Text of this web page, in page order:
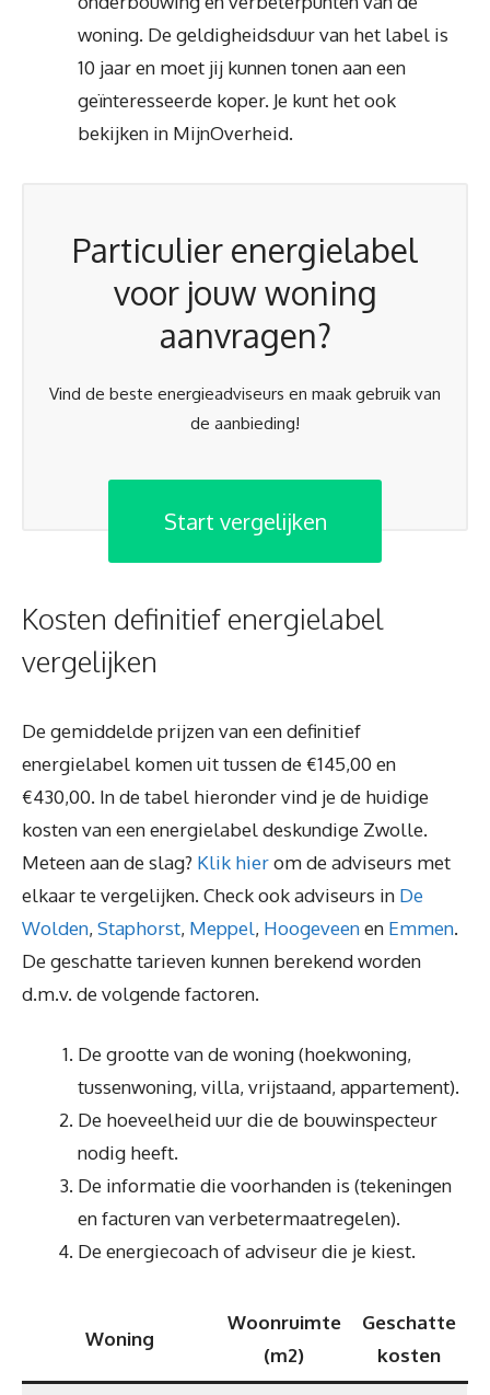
woning. De geldigheidsduur van het label is
10 jaar en moet jij kunnen tonen aan een
geïnteresseerde koper. Je kunt het ook
bekijken in MijnOverheid.
Particulier energielabel
voor jouw woning
aanvragen?
Vind de beste energieadviseurs en maak gebruik van
de aanbieding!
Start vergelijken
Kosten definitief energielabel
vergelijken
De gemiddelde prijzen van een definitief
energielabel komen uit tussen de €145,00 en
€430,00. In de tabel hieronder vind je de huidige
kosten van een energielabel deskundige Zwolle.
Meteen aan de slag? Klik hierom de adviseurs met
elkaar te vergelijken. Check ook adviseurs in De
Wolden, Staphorst, Meppel, Hoogeveenen Emmen.
De geschatte tarieven kunnen berekend worden
d.m.v. de volgende factoren.
De grootte van de woning (hoekwoning,
tussenwoning, villa, vrijstaand, appartement).
De hoeveelheid uur die de bouwinspecteur
nodig heeft.
De informatie die voorhanden is (tekeningen
en facturen van verbetermaatregelen).
De energiecoach of adviseur die je kiest.
Woning
Woonruimte
(m2)
Geschatte
kosten